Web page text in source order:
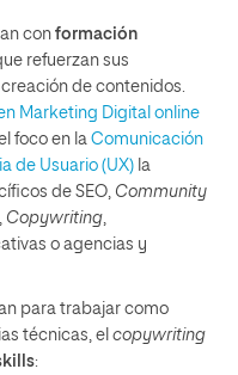
con formación
refuerzan sus
de contenidos.
Marketing Digital online
foco en la Comunicación
de Usuario (UX) la
de SEO, Community
Copywriting,
o agencias y
para trabajar como
técnicas, el copywriting
: